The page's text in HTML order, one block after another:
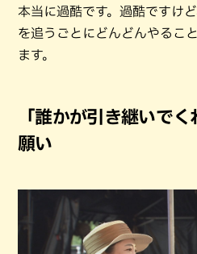
本当に過酷です。過酷ですけ
を追うごとにどんどんやるこ
ます。
「誰かが引き継いで
願い